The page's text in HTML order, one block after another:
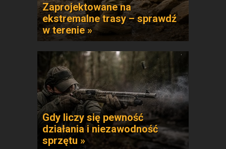
Zaprojektowane na
ekstremalne trasy – sprawdź
w terenie »
Gdy liczy się pewność
działania i niezawodność
sprzętu »